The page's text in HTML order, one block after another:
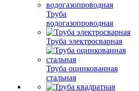
Труба
водогазопроводная
Труба электросварная
Труба оцинкованная
стальная